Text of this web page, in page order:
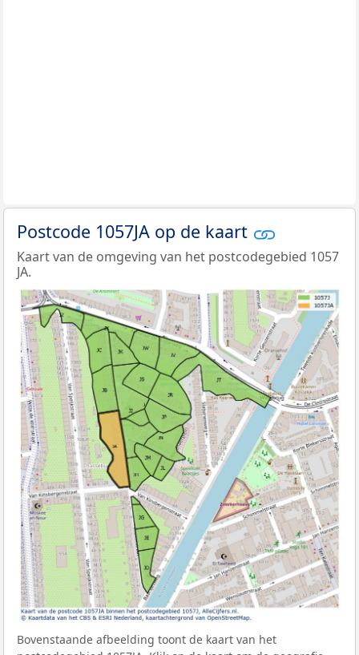
Postcode 1057JA op de kaart
Kaart van de omgeving van het postcodegebied 1057
JA.
Bovenstaande afbeelding toont de kaart van het